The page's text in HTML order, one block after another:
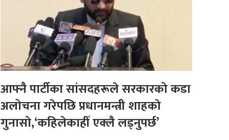
आफ्नै पार्टीका सांसदहरूले सरकारको कडा
अलोचना गरेपछि प्रधानमन्त्री शाहकाे
गुनासाे,‘कहिलेकाहीँ एक्लै लड्नुपर्छ’